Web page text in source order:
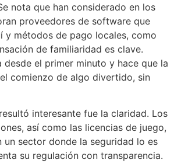
nota que han considerado en los
proveedores de software que
y métodos de pago locales, como
de familiaridad es clave.
desde el primer minuto y hace que la
comienzo de algo divertido, sin
interesante fue la claridad. Los
así como las licencias de juego,
un sector donde la seguridad lo es
su regulación con transparencia.